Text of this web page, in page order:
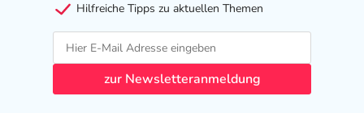
Hilfreiche Tipps zu aktuellen Themen
zur Newsletteranmeldung